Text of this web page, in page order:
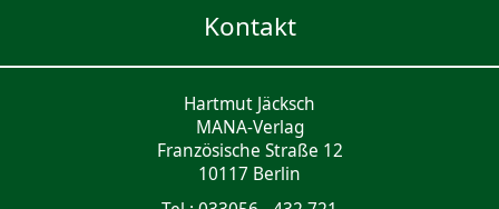
Kontakt
Hartmut Jäcksch
MANA-Verlag
Französische Straße 12
10117 Berlin